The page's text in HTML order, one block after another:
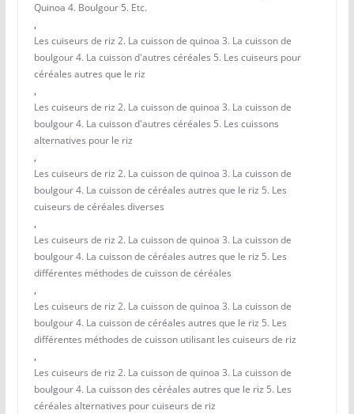
Quinoa 4. Boulgour 5. Etc.
,
Les cuiseurs de riz 2. La cuisson de quinoa 3. La cuisson de
boulgour 4. La cuisson d'autres céréales 5. Les cuiseurs pour
céréales autres que le riz
,
Les cuiseurs de riz 2. La cuisson de quinoa 3. La cuisson de
boulgour 4. La cuisson d'autres céréales 5. Les cuissons
alternatives pour le riz
,
Les cuiseurs de riz 2. La cuisson de quinoa 3. La cuisson de
boulgour 4. La cuisson de céréales autres que le riz 5. Les
cuiseurs de céréales diverses
,
Les cuiseurs de riz 2. La cuisson de quinoa 3. La cuisson de
boulgour 4. La cuisson de céréales autres que le riz 5. Les
différentes méthodes de cuisson de céréales
,
Les cuiseurs de riz 2. La cuisson de quinoa 3. La cuisson de
boulgour 4. La cuisson de céréales autres que le riz 5. Les
différentes méthodes de cuisson utilisant les cuiseurs de riz
,
Les cuiseurs de riz 2. La cuisson de quinoa 3. La cuisson de
boulgour 4. La cuisson des céréales autres que le riz 5. Les
céréales alternatives pour cuiseurs de riz